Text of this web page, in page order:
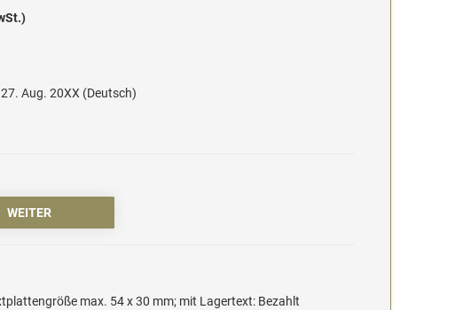
27. Aug. 20XX (Deutsch)
max. 54 x 30 mm; mit Lagertext: Bezahlt